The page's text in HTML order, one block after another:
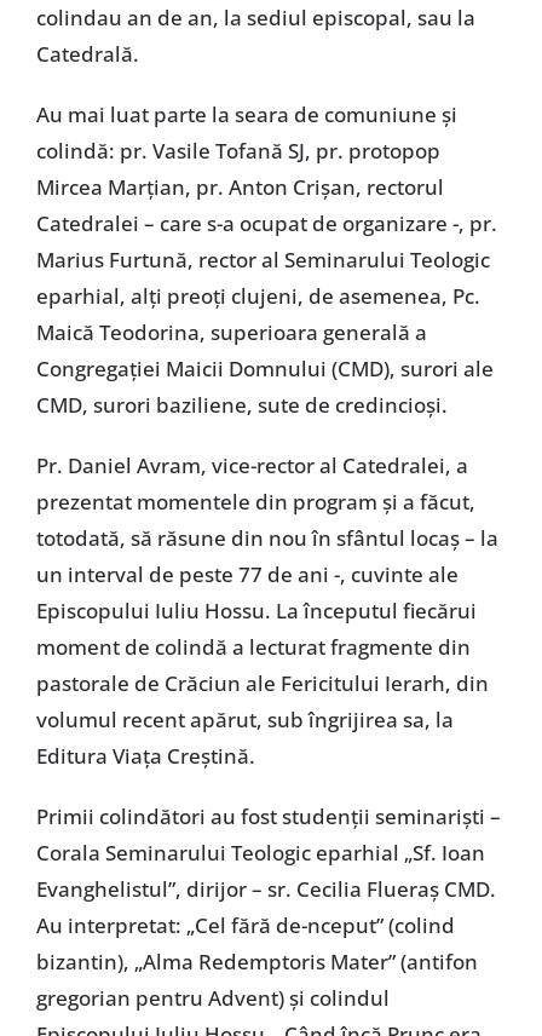
colindau an de an, la sediul episcopal, sau la
Catedrală.
Au mai luat parte la seara de comuniune și
colindă: pr. Vasile Tofană SJ, pr. protopop
Mircea Marțian, pr. Anton Crișan, rectorul
Catedralei – care s-a ocupat de organizare -, pr.
Marius Furtună, rector al Seminarului Teologic
eparhial, alți preoți clujeni, de asemenea, Pc.
Maică Teodorina, superioara generală a
Congregației Maicii Domnului (CMD), surori ale
CMD, surori baziliene, sute de credincioși.
Pr. Daniel Avram, vice-rector al Catedralei, a
prezentat momentele din program și a făcut,
totodată, să răsune din nou în sfântul locaș – la
un interval de peste 77 de ani -, cuvinte ale
Episcopului Iuliu Hossu. La începutul fiecărui
moment de colindă a lecturat fragmente din
pastorale de Crăciun ale Fericitului Ierarh, din
volumul recent apărut, sub îngrijirea sa, la
Editura Viața Creștină.
Primii colindători au fost studenții seminariști –
Corala Seminarului Teologic eparhial „Sf. Ioan
Evanghelistul”, dirijor – sr. Cecilia Flueraș CMD.
Au interpretat: „Cel fără de-nceput” (colind
bizantin), „Alma Redemptoris Mater” (antifon
gregorian pentru Advent) și colindul